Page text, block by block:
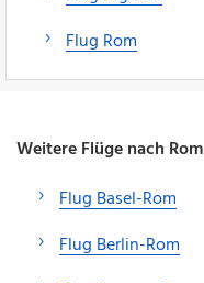
Flug Rom
Weitere Flüge nach Rom
Flug Basel-Rom
Flug Berlin-Rom